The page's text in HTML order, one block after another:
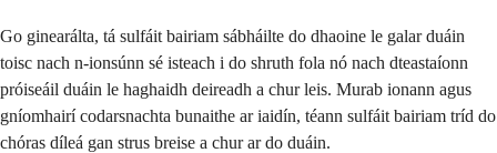
Go ginearálta, tá sulfáit bairiam sábháilte do dhaoine le galar duáin
toisc nach n-ionsúnn sé isteach i do shruth fola nó nach dteastaíonn
próiseáil duáin le haghaidh deireadh a chur leis. Murab ionann agus
gníomhairí codarsnachta bunaithe ar iaidín, téann sulfáit bairiam tríd do
chóras díleá gan strus breise a chur ar do duáin.